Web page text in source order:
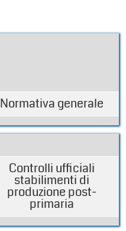
Normativa generale
Controlli ufficiali
stabilimenti di
produzione post-
primaria